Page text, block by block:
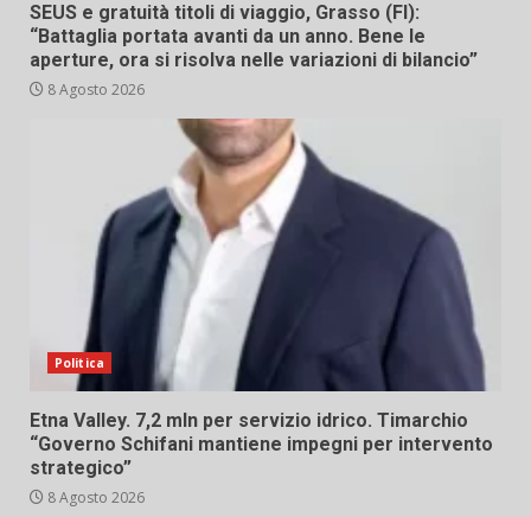
SEUS e gratuità titoli di viaggio, Grasso (FI):
“Battaglia portata avanti da un anno. Bene le
aperture, ora si risolva nelle variazioni di bilancio”
8 Agosto 2026
Politica
Etna Valley. 7,2 mln per servizio idrico. Timarchio
“Governo Schifani mantiene impegni per intervento
strategico”
8 Agosto 2026